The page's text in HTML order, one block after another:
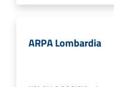
ARPA Lombardia